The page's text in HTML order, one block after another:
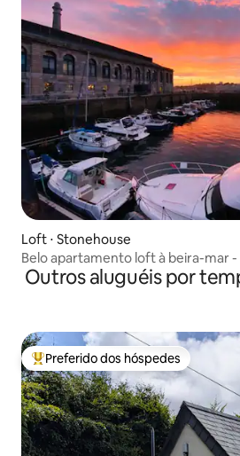
Loft ⋅ Stonehouse
Belo apartamento loft à beira-mar -
Outros aluguéis por
Entre os melhores preferidos dos
Preferido dos hóspedes